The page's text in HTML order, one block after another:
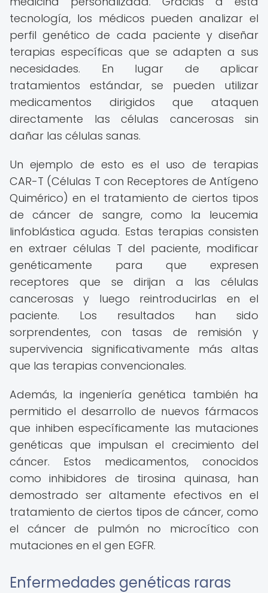
tecnología, los médicos pueden analizar el
perfil genético de cada paciente y diseñar
terapias específicas que se adapten a sus
necesidades. En lugar de aplicar
tratamientos estándar, se pueden utilizar
medicamentos dirigidos que ataquen
directamente las células cancerosas sin
dañar las células sanas.
Un ejemplo de esto es el uso de terapias
CAR-T (Células T con Receptores de Antígeno
Quimérico) en el tratamiento de ciertos tipos
de cáncer de sangre, como la leucemia
linfoblástica aguda. Estas terapias consisten
en extraer células T del paciente, modificar
genéticamente para que expresen
receptores que se dirijan a las células
cancerosas y luego reintroducirlas en el
paciente. Los resultados han sido
sorprendentes, con tasas de remisión y
supervivencia significativamente más altas
que las terapias convencionales.
Además, la ingeniería genética también ha
permitido el desarrollo de nuevos fármacos
que inhiben específicamente las mutaciones
genéticas que impulsan el crecimiento del
cáncer. Estos medicamentos, conocidos
como inhibidores de tirosina quinasa, han
demostrado ser altamente efectivos en el
tratamiento de ciertos tipos de cáncer, como
el cáncer de pulmón no microcítico con
mutaciones en el gen EGFR.
Enfermedades genéticas raras